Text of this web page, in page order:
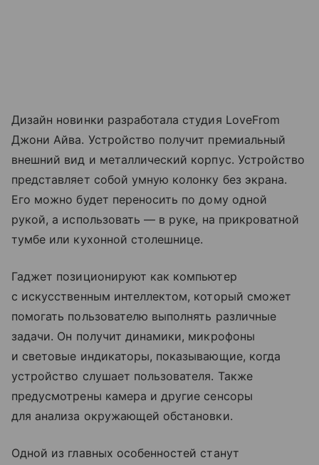
Дизайн новинки разработала студия LoveFrom
Джони Айва. Устройство получит премиальный
внешний вид и металлический корпус. Устройство
представляет собой умную колонку без экрана.
Его можно будет переносить по дому одной
рукой, а использовать — в руке, на прикроватной
тумбе или кухонной столешнице.
Гаджет позиционируют как компьютер
с искусственным интеллектом, который сможет
помогать пользователю выполнять различные
задачи. Он получит динамики, микрофоны
и световые индикаторы, показывающие, когда
устройство слушает пользователя. Также
предусмотрены камера и другие сенсоры
для анализа окружающей обстановки.
Одной из главных особенностей станут